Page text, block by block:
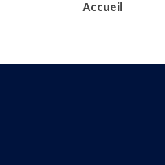
Accueil